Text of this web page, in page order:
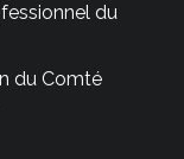
du
du Comté